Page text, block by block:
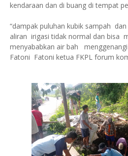
kendaraan dan di buang di tempat
“dampak puluhan kubik sampah
aliran irigasi tidak normal dan bisa
menyababkan air bah
Fatoni Fatoni ketua FKPL forum